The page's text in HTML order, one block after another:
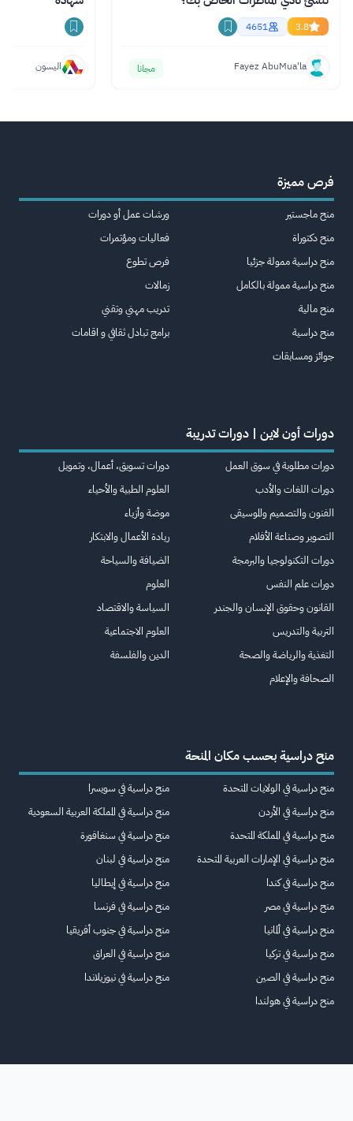
3.8
4651
Fayez AbuMua'la مجانا اليسون
فرص مميزة
منح ماجستير
منح دكتوراة
منح دراسية ممولة جزئيا
منح دراسية ممولة بالكامل
منح مالية
منح دراسية
جوائز ومسابقات
ورشات عمل أو دورات
فعاليات ومؤتمرات
فرص تطوع
زمالات
تدريب مهني وتقني
برامج تبادل ثقافي و اقامات
دورات أون لاين | دورات تدريبة
دورات مطلوبة في سوق العمل
دورات اللغات والأدب
الفنون والتصميم والموسيقى
التصوير وصناعة الأفلام
دورات التكنولوجيا والبرمجة
دورات علم النفس
القانون وحقوق الإنسان والجندر
التربية والتدريس
التغذية والرياضة والصحة
الصحافة والإعلام
دورات تسويق، أعمال، وتمويل
العلوم الطبية والأحياء
موضة وأزياء
ريادة الأعمال والابتكار
الضيافة والسياحة
العلوم
السياسة والاقتصاد
العلوم الاجتماعية
الدين والفلسفة
منح دراسية بحسب مكان المنحة
منح دراسية في الولايات المتحدة
منح دراسية في الأردن
منح دراسية في المملكة المتحدة
منح دراسية في الإمارات العربية المتحدة
منح دراسية في كندا
منح دراسية في مصر
منح دراسية في ألمانيا
منح دراسية في تركيا
منح دراسية في الصين
منح دراسية في هولندا
منح دراسية في سويسرا
منح دراسية في المملكة العربية السعودية
منح دراسية في سنغافورة
منح دراسية في لبنان
منح دراسية في إيطاليا
منح دراسية في فرنسا
منح دراسية في جنوب أفريقيا
منح دراسية في العراق
منح دراسية في نيوزيلاندا